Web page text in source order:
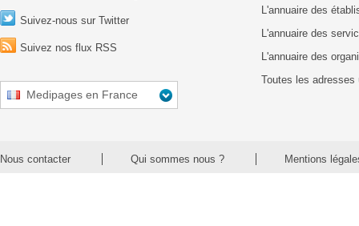
Suivez-nous sur Twitter
Suivez nos flux RSS
Medipages en France
L'annuaire des
L'annuaire des
L'annuaire des
Toutes les adresses
Nous contacter Qui sommes nous ? Mentions